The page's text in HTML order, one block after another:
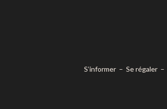
S’informer– Se régaler–